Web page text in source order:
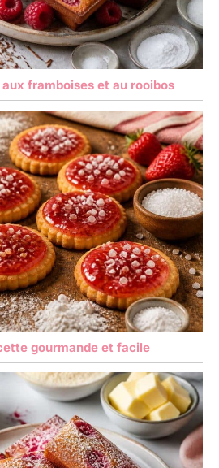
framboises et au rooibos
gourmande et facile